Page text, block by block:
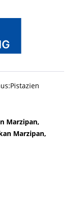
Marzipan,
Marzipan,